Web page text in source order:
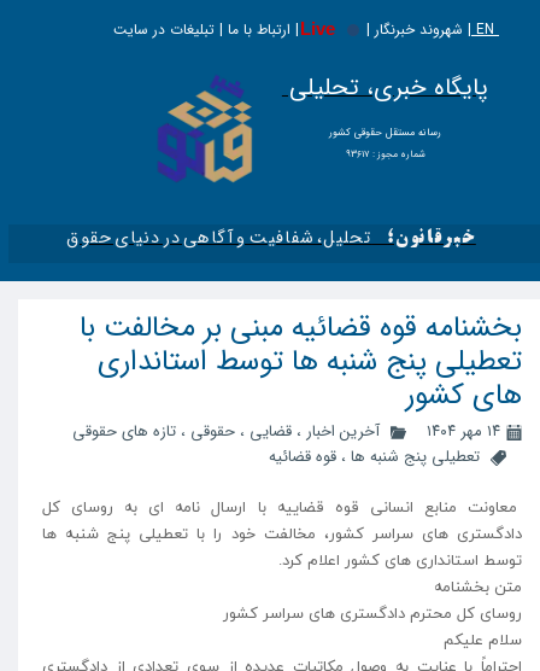
EN | شهروند خبرنگار | | ارتباط با ما | تبلیغات در سایت
Live
پایگاه خبری، تحلیلی
​​​​رسانه مستقل حقوقی کشور
شماره مجوز : ۹۳۶۱۷
خبرقانون؛ تحلیل، شفافیت و آگاهی در دنیای حقوق​​​​​​​
بخشنامه قوه قضائیه مبنی بر مخالفت با
تعطیلی پنج شنبه ها توسط استانداری
های کشور
۱۴ مهر ۱۴۰۴ آخرین اخبار ، قضایی ، حقوقی ، تازه های حقوقی
تعطیلی پنج شنبه ها ، قوه قضائیه
معاونت منابع انسانی قوه قضاییه با ارسال نامه ای به روسای کل
دادگستری های سراسر کشور، مخالفت خود را با تعطیلی پنج شنبه ها
توسط استانداری های کشور اعلام کرد.
متن بخشنامه
روسای کل محترم دادگستری های سراسر کشور
سلام علیکم